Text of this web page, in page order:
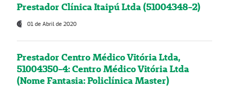
Prestador Clínica Itaipú Ltda (51004348-2)
01 de Abril de 2020
Prestador Centro Médico Vitória Ltda,
51004350-4: Centro Médico Vitória Ltda
(Nome Fantasia: Policlínica Master)